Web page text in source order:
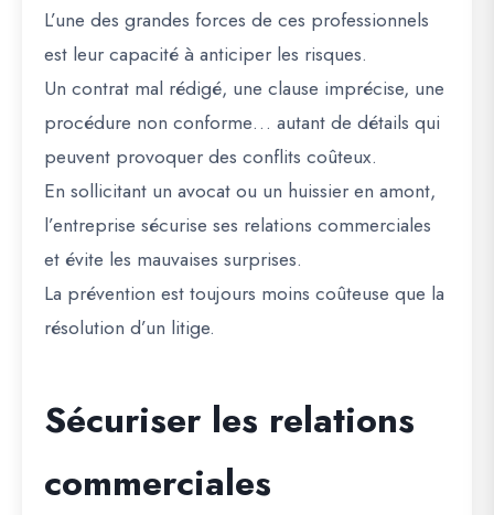
L’une des grandes forces de ces professionnels
est leur capacité à anticiper les risques.
Un contrat mal rédigé, une clause imprécise, une
procédure non conforme… autant de détails qui
peuvent provoquer des conflits coûteux.
En sollicitant un avocat ou un huissier en amont,
l’entreprise sécurise ses relations commerciales
et évite les mauvaises surprises.
La prévention est toujours moins coûteuse que la
résolution d’un litige.
Sécuriser les relations
commerciales